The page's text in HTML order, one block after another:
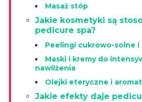
Masaż stóp
Jakie kosmetyki są
pedicure spa?
Peelingi cukrowo-solne i
Maski i kremy do
nawilżenia
Olejki eteryczne i
Jakie efekty daje